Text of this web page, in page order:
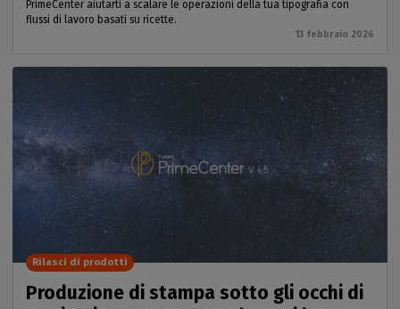
PrimeCenter aiutarti a scalare le operazioni della tua tipografia con
flussi di lavoro basati su ricette.
13 febbraio 2026
Produzione di stampa sotto gli occhi di
Rilasci di prodotti